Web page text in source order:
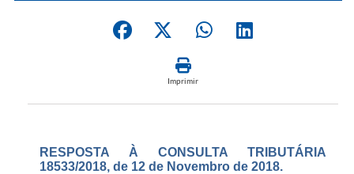
Imprimir
RESPOSTA À CONSULTA TRIBUTÁRIA
18533/2018, de 12 de Novembro de 2018.